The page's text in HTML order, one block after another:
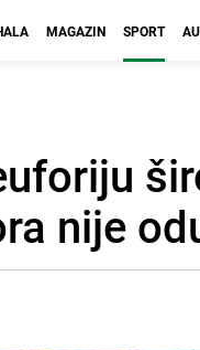
MAGAZIN SPORT
nije